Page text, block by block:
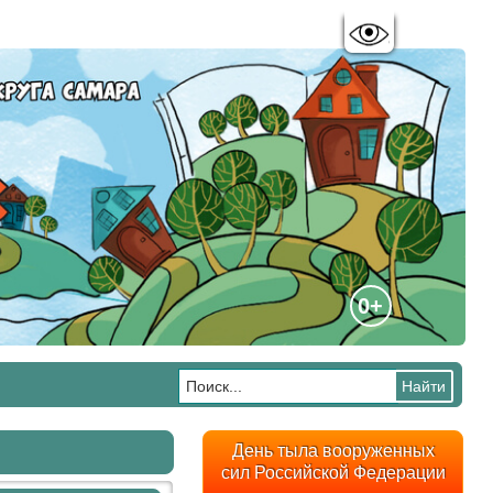
0+
День тыла вооруженных
сил Российской Федерации